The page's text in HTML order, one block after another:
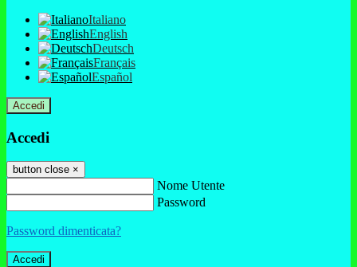
Italiano
English
Deutsch
Français
Español
Accedi
Accedi
button close ×
Nome Utente
Password
Password dimenticata?